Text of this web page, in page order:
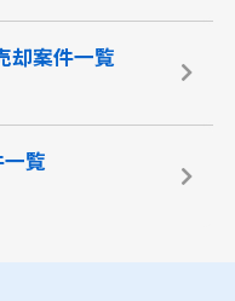
却案件一覧
覧